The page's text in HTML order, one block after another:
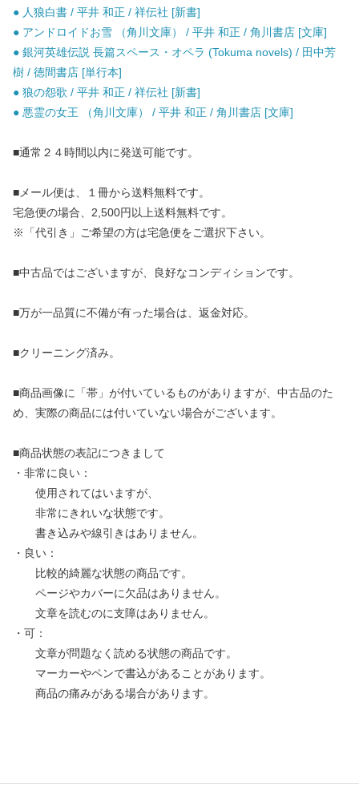
● 人狼白書 / 平井 和正 / 祥伝社 [新書]
● アンドロイドお雪 （角川文庫） / 平井 和正 / 角川書店 [文庫]
● 銀河英雄伝説 長篇スペース・オペラ (Tokuma novels) / 田中芳
樹 / 徳間書店 [単行本]
● 狼の怨歌 / 平井 和正 / 祥伝社 [新書]
● 悪霊の女王 （角川文庫） / 平井 和正 / 角川書店 [文庫]
■通常２４時間以内に発送可能です。
■メール便は、１冊から送料無料です。
宅急便の場合、2,500円以上送料無料です。
※「代引き」ご希望の方は宅急便をご選択下さい。
■中古品ではございますが、良好なコンディションです。
■万が一品質に不備が有った場合は、返金対応。
■クリーニング済み。
■商品画像に「帯」が付いているものがありますが、中古品のた
め、実際の商品には付いていない場合がございます。
■商品状態の表記につきまして
・非常に良い：
使用されてはいますが、
非常にきれいな状態です。
書き込みや線引きはありません。
・良い：
比較的綺麗な状態の商品です。
ページやカバーに欠品はありません。
文章を読むのに支障はありません。
・可：
文章が問題なく読める状態の商品です。
マーカーやペンで書込があることがあります。
商品の痛みがある場合があります。